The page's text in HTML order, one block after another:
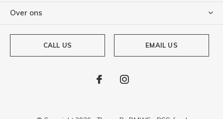
Over ons
CALL US EMAIL US